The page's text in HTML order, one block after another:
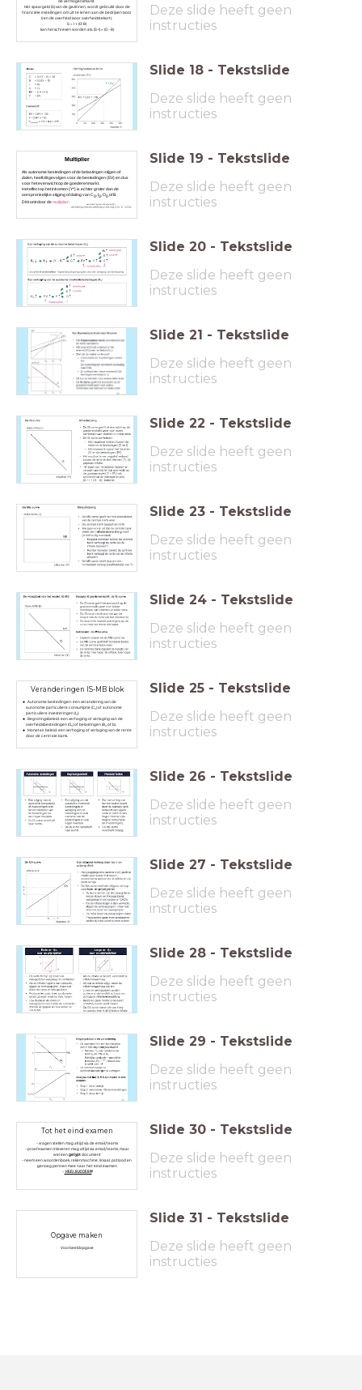
de vermogensmarkt.
Het spaargeld (S) van de gezinnen, wordt gebruikt door de
financiële instellingen om uit te lenen aan de bedrijven (voor
I) en de overheid (voor overheidstekort).
S = I + (O-B)
kan herschreven worden als: (S-I) = (O - B)
Deze slide heeft geen
instructies
Slide 18 - Tekstslide
Deze slide heeft geen
instructies
Multiplier
Als autonome bestedingen of de belastingen stijgen of
dalen, heeft dit gevolgen voor de bestedingen (EV) en dus
voor het evenwicht op de goederenmarkt.
Het effect op het inkomen (Y*) is echter groter dan de
oorspronkelijke stijging of daling van C0, I 0, O0of B.
Dit komt door de multiplier:
Slide 19 - Tekstslide
Deze slide heeft geen
instructies
Slide 20 - Tekstslide
Deze slide heeft geen
instructies
Slide 21 - Tekstslide
Deze slide heeft geen
instructies
Slide 22 - Tekstslide
Deze slide heeft geen
instructies
Slide 23 - Tekstslide
Deze slide heeft geen
instructies
Slide 24 - Tekstslide
Deze slide heeft geen
instructies
Veranderingen IS-MB blok
Autonome bestedingen: een verandering van de
autonome particuliere consumptie (C₀) of autonome
particuliere investeringen (I₀).
Begrotingsbeleid: een verhoging of verlaging van de
overheidsbestedingen (O₀) of belastingen (B₀ of b).
Monetair beleid: een verhoging of verlaging van de rente
door de centrale bank.
Slide 25 - Tekstslide
Deze slide heeft geen
instructies
Slide 26 - Tekstslide
Deze slide heeft geen
instructies
Slide 27 - Tekstslide
Deze slide heeft geen
instructies
Slide 28 - Tekstslide
Deze slide heeft geen
instructies
Slide 29 - Tekstslide
Deze slide heeft geen
instructies
Tot het eind examen
- vragen stellen mag altijd via de email/teams
- proefexamen inleveren mag altijd via email/teams, maar
wel eengetyptdocument
- neem een woordenboek, rekenmachine, liniaal, potlood en
genoeg pennen mee naar het eind examen
- VEEL SUCCES!!!!
Slide 30 - Tekstslide
Deze slide heeft geen
instructies
Opgave maken
Voorbeeldopgave
Slide 31 - Tekstslide
Deze slide heeft geen
instructies